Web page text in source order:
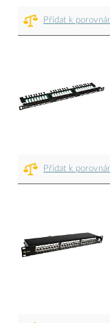
Přidat k
Přidat k